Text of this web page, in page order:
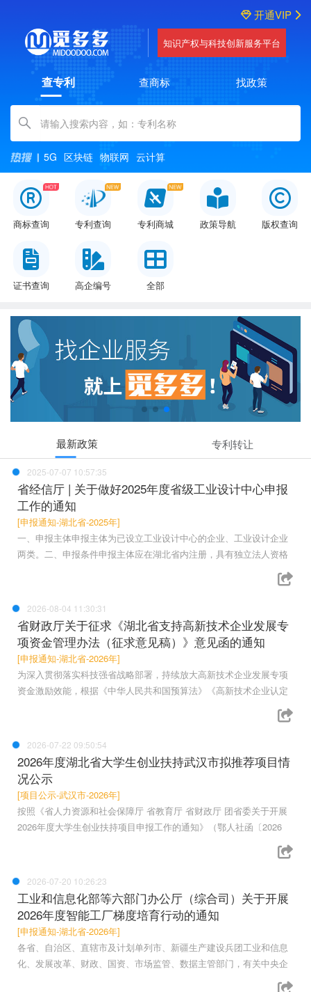
开通VIP
知识产权与科技创新服务平台
查专利 查商标 找政策
Amount (in dollars)
5G 区块链 物联网 云计算
商标查询 专利查询 专利商城 政策导航 版权查询
证书查询 高企编号 全部
最新政策 专利转让
2025-07-07 10:57:35
省经信厅 | 关于做好2025年度省级工业设计中心申报
工作的通知
[申报通知-湖北省-2025年]
一、申报主体申报主体为已设立工业设计中心的企业、工业设计企业
两类。二、申报条件申报主体应在湖北省内注册，具有独立法人资格
2026-08-04 11:30:31
省财政厅关于征求《湖北省支持高新技术企业发展专
项资金管理办法（征求意见稿）》意见函的通知
[申报通知-湖北省-2026年]
为深入贯彻落实科技强省战略部署，持续放大高新技术企业发展专项
资金激励效能，根据《中华人民共和国预算法》《高新技术企业认定
2026-07-22 09:50:54
2026年度湖北省大学生创业扶持武汉市拟推荐项目情
况公示
[项目公示-武汉市-2026年]
按照《省人力资源和社会保障厅 省教育厅 省财政厅 团省委关于开展
2026年度大学生创业扶持项目申报工作的通知》（鄂人社函〔2026
2026-07-20 10:26:23
工业和信息化部等六部门办公厅（综合司）关于开展
2026年度智能工厂梯度培育行动的通知
[申报通知-湖北省-2026年]
各省、自治区、直辖市及计划单列市、新疆生产建设兵团工业和信息
化、发展改革、财政、国资、市场监管、数据主管部门，有关中央企